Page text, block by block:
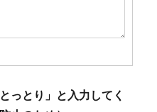
っとり」と入力してく